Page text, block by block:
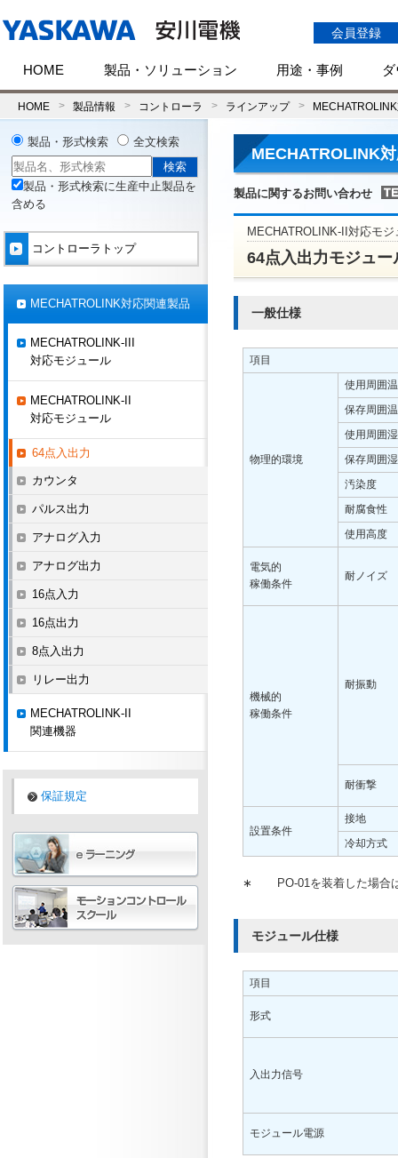
会員登録
HOME 製品・ソリューション 用途・事例
HOME 製品情報 コントローラ ラインアップ
MECHATROLINK
製品に関するお問い合わせ
MECHATROLINK-II対応モジ
64点入出力モジュ
一般仕様
項目
物理的環境
使用周囲
保存周囲
使用周囲
保存周囲
汚染度
耐腐食性
使用高度
電気的
稼働条件
耐ノイズ
機械的
稼働条件
耐振動
耐衝撃
設置条件
接地
冷却方式
∗ PO-01を装着した場
モジュール仕様
項目
形式
入出力信号
モジュール電源
製品・形式検索 全文検索
製品・形式検索に生産中止製品を
含める
コントローラトップ
MECHATROLINK対応関連製品
MECHATROLINK-III
対応モジュール
MECHATROLINK-II
対応モジュール
64点入出力
カウンタ
パルス出力
アナログ入力
アナログ出力
16点入力
16点出力
8点入出力
リレー出力
MECHATROLINK-II
関連機器
保証規定